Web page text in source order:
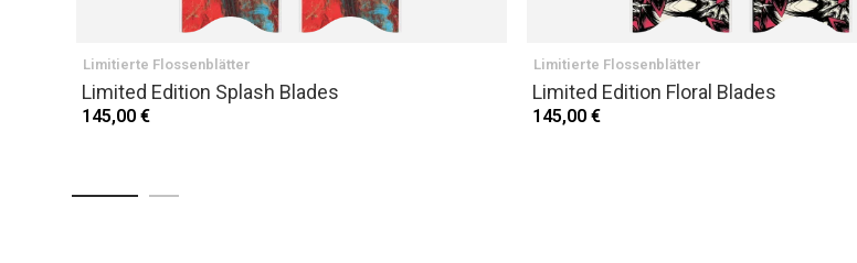
Limitierte Flossenblätter
Limited Edition Splash Blades
145,00 €
Limitierte Flossenblätter
Limited Edition Floral Blades
145,00 €